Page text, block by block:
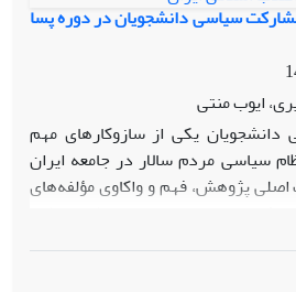
سیاسی دانشجویان در دوره پسا
ایوب منتی
یکی از سازوکارهای مهم
سیاسی مردم سالار در جامعه ایران
پژوهش، فهم و واکاوی مؤلفه‌های
در دوره پسا انقلاب اسلامی
است. روش پژوهش از نوع استقرایی